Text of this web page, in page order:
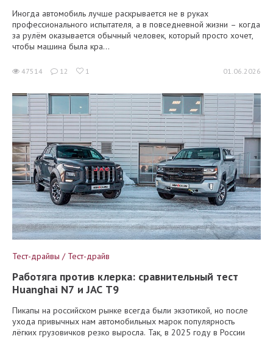
Иногда автомобиль лучше раскрывается не в руках
профессионального испытателя, а в повседневной жизни – когда
за рулём оказывается обычный человек, который просто хочет,
чтобы машина была кра...
47514 12 1 01.06.2026
Тест-драйвы / Тест-драйв
Работяга против клерка: сравнительный тест
Huanghai N7 и JAC T9
Пикапы на российском рынке всегда были экзотикой, но после
ухода привычных нам автомобильных марок популярность
лёгких грузовичков резко выросла. Так, в 2025 году в России